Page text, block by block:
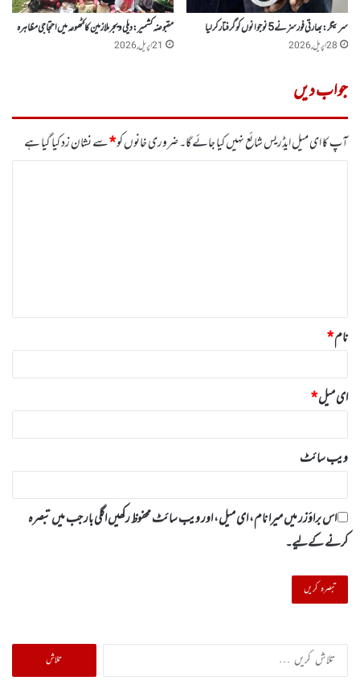
سرینگر :بھارتی فورسز نے 5نوجوانوں کو گرفتار کر لیا
28 اپریل, 2026
مقبوضہ کشمیر : دیلی ویجر ملازمین کا کٹھوعہ میں احتجاجی مظاہرہ
21 اپریل, 2026
جواب دیں
آپ کا ای میل ایڈریس شائع نہیں کیا جائے گا۔ضروری خانوں کو*سے نشان زد کیا گیا ہے
نام*
ای میل*
ویب‌ سائٹ
اس براؤزر میں میرا نام، ای میل، اور ویب سائٹ محفوظ رکھیں اگلی بار جب میں تبصرہ
کرنے کےلیے۔
تلاش
کریں